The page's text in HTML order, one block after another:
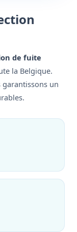
de fuite
la Belgique.
garantissons un